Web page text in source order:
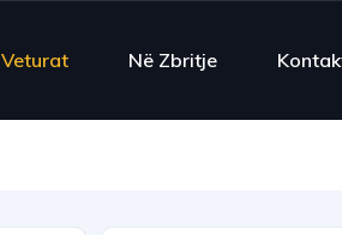
Veturat Në Zbritje